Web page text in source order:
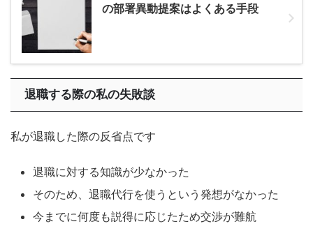
の部署異動提案はよくある手段
退職する際の私の失敗談
私が退職した際の反省点です
退職に対する知識が少なかった
そのため、退職代行を使うという発想がなかった
今までに何度も説得に応じたため交渉が難航